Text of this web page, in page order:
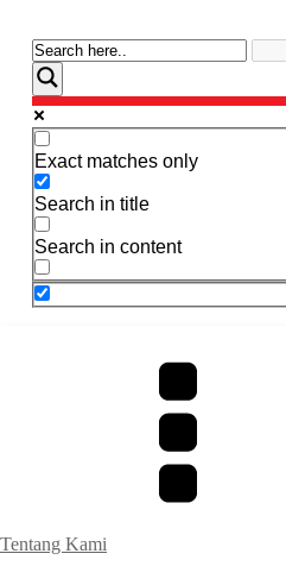
Exact matches only
Search in title
Search in content
Tentang Kami